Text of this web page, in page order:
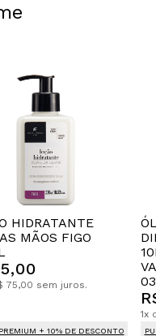
HIDRATANTE
MÃOS FIGO
75,00 sem juros.
+ 10% DE DESCONTO
1x